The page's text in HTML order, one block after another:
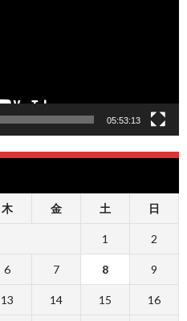
05:53:13
木 金 土 日
1 2
6 7 8 9
13 14 15 16